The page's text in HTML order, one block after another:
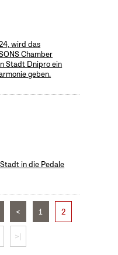
wird das
Chamber
Stadt Dnipro ein
geben.
in die Pedale
< 1 2
>|